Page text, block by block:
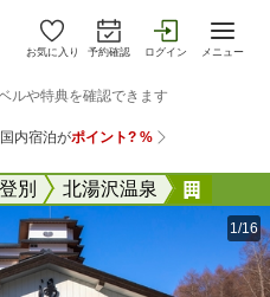
お気に入り 予約確認 ログイン メニュー
別 北湯沢温泉
1/16